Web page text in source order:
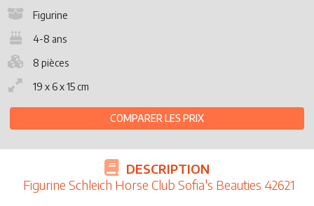
Figurine
4-8 ans
8 pièces
19 x 6 x 15 cm
COMPARER LES PRIX
DESCRIPTION
Figurine Schleich Horse Club Sofia's Beauties 42621